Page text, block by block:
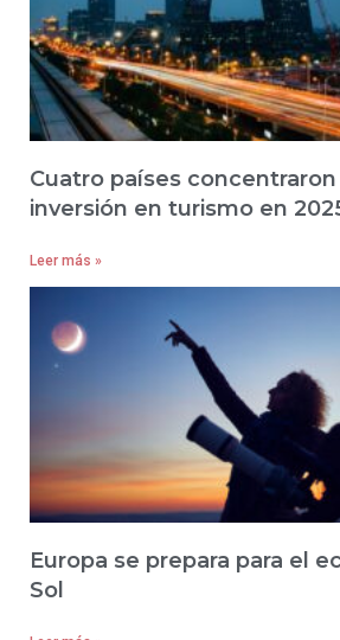
Cuatro países
inversión en turismo en
Leer más »
Europa se prepara para el
Sol